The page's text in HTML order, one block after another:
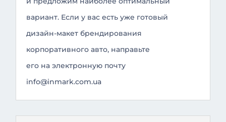
вариант. Если у вас есть уже готовый
дизайн-макет брендирования
корпоративного авто, направьте
его на электронную почту
info@inmark.com.ua